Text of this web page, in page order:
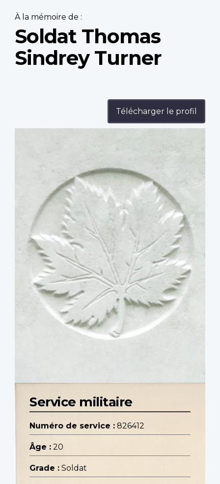
À la mémoire de :
Soldat Thomas
Sindrey Turner
Télécharger le profil
Service militaire
Numéro de service : 826412
Âge : 20
Grade : Soldat